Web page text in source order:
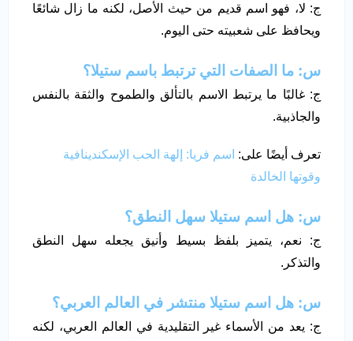
ج: لا، فهو اسم قديم من حيث الأصل، لكنه ما زال شائعًا
ويحافظ على شعبيته حتى اليوم.
س: ما الصفات التي ترتبط باسم ستيلا؟
ج: غالبًا ما يرتبط الاسم بالتألق والطموح والثقة بالنفس
والجاذبية.
تعرف أيضًا على: اسم فريا: إلهة الحب الإسكندينافية
وقوتها الخالدة
س: هل اسم ستيلا سهل النطق؟
ج: نعم، يتميز بلفظ بسيط وأنيق يجعله سهل النطق
والتذكر.
س: هل اسم ستيلا منتشر في العالم العربي؟
ج: يعد من الأسماء غير التقليدية في العالم العربي، لكنه